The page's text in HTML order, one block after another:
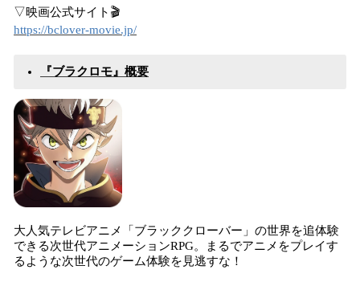
▽映画公式サイト🎬
https://bclover-movie.jp/
『ブラクロモ』概要
大人気テレビアニメ「ブラッククローバー」の世界を追体験
できる次世代アニメーションRPG。まるでアニメをプレイす
るような次世代のゲーム体験を見逃すな！